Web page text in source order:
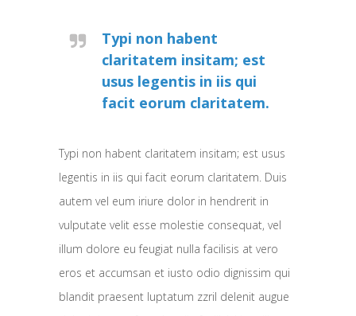
Typi non habent
claritatem insitam; est
usus legentis in iis qui
facit eorum claritatem.
Typi non habent claritatem insitam; est usus
legentis in iis qui facit eorum claritatem. Duis
autem vel eum iriure dolor in hendrerit in
vulputate velit esse molestie consequat, vel
illum dolore eu feugiat nulla facilisis at vero
eros et accumsan et iusto odio dignissim qui
blandit praesent luptatum zzril delenit augue